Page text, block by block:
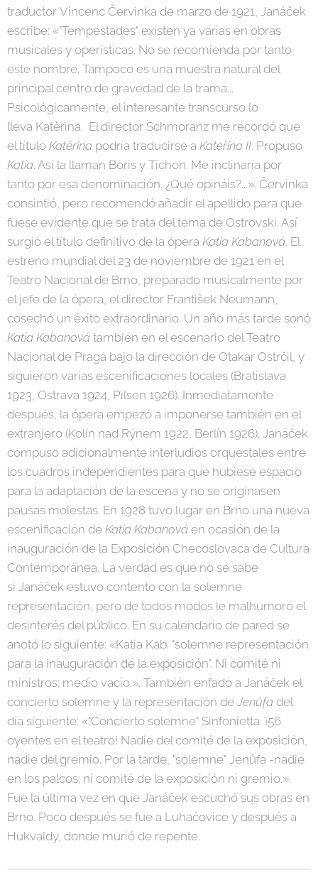
traductor Vincenc Červinka de marzo de 1921, Janáček
escribe: «"Tempestades" existen ya varias en obras
musicales y operísticas. No se recomienda por tanto
este nombre. Tampoco es una muestra natural del
principal centro de gravedad de la trama...
Psicológicamente, el interesante transcurso lo
lleva Katěrina. El director Schmoranz me recordó que
el título Katěrina podría traducirse a Kateřina II. Propuso
Katia. Así la llaman Boris y Tichon. Me inclinaría por
tanto por esa denominación. ¿Qué opináis?...». Červinka
consintió, pero recomendó añadir el apellido para que
fuese evidente que se trata del tema de Ostrovski. Así
surgió el título definitivo de la ópera Katia Kabanová. El
estreno mundial del 23 de noviembre de 1921 en el
Teatro Nacional de Brno, preparado musicalmente por
el jefe de la ópera, el director František Neumann,
cosechó un éxito extraordinario. Un año más tarde sonó
Katia Kabanová también en el escenario del Teatro
Nacional de Praga bajo la dirección de Otakar Ostrčil, y
siguieron varias escenificaciones locales (Bratislava
1923, Ostrava 1924, Pilsen 1926). Inmediatamente
después, la ópera empezó a imponerse también en el
extranjero (Kolín nad Rýnem 1922, Berlín 1926). Janáček
compuso adicionalmente interludios orquestales entre
los cuadros independientes para que hubiese espacio
para la adaptación de la escena y no se originasen
pausas molestas. En 1928 tuvo lugar en Brno una nueva
escenificación de Katia Kabanová en ocasión de la
inauguración de la Exposición Checoslovaca de Cultura
Contemporánea. La verdad es que no se sabe
si Janáček estuvo contento con la solemne
representación, pero de todos modos le malhumoró el
desinterés del público. En su calendario de pared se
anotó lo siguiente: «Katia Kab. "solemne representación
para la inauguración de la exposición". Ni comité ni
ministros; medio vacío.». También enfadó a Janáček el
concierto solemne y la representación de Jenůfa del
día siguiente: «"Concierto solemne" Sinfonietta. ¡56
oyentes en el teatro! Nadie del comité de la exposición,
nadie del gremio. Por la tarde, "solemne" Jenůfa -nadie
en los palcos; ni comité de la exposición ni gremio.».
Fue la última vez en que Janáček escuchó sus obras en
Brno. Poco después se fue a Luhačovice y después a
Hukvaldy, donde murió de repente.